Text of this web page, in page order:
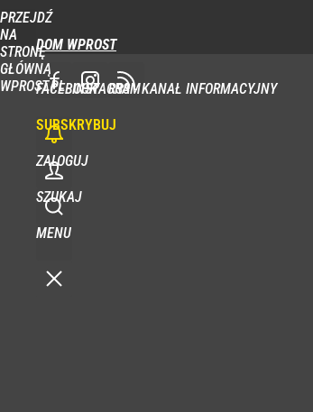
PRZEJDŹ
NA
STRONĘ
GŁÓWNĄ
WPROST.PL
DOM WPROST
FACEBOOKINSTAGRAMRSS - KANAŁ INFORMACYJNY
SUBSKRYBUJ
ZALOGUJ
SZUKAJ
MENU